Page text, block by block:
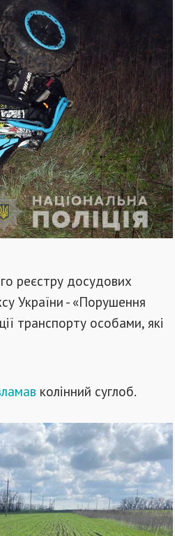
реєстру досудових
України - «Порушення
транспорту особами, які
колінний суглоб.